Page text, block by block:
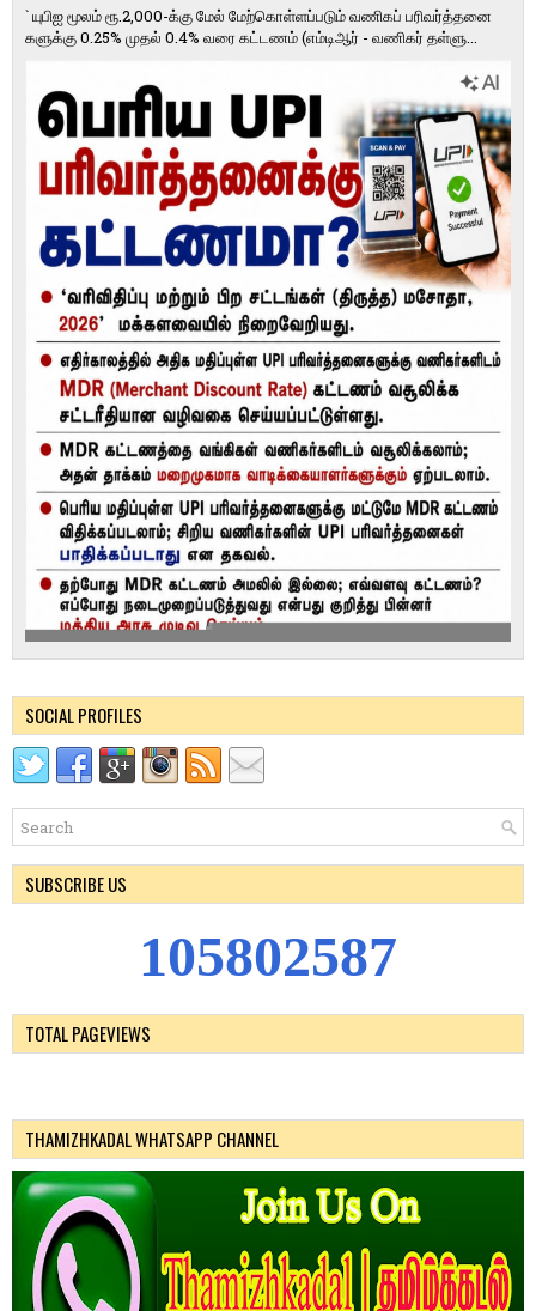
` யுபிஐ மூலம் ரூ.2,000-க்கு மேல் மேற்​கொள்​ளப்​படும் வணி​கப் பரிவர்த்​தனை​
களுக்கு 0.25% முதல் 0.4% வரை கட்​ட​ணம் (எம்​டிஆர் - வணி​கர் தள்​ளு...
SOCIAL PROFILES
SUBSCRIBE US
105802587
TOTAL PAGEVIEWS
THAMIZHKADAL WHATSAPP CHANNEL